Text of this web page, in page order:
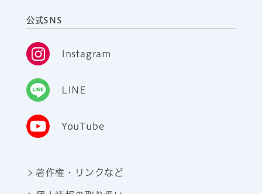
公式SNS
Instagram
LINE
YouTube
著作権・リンクなど